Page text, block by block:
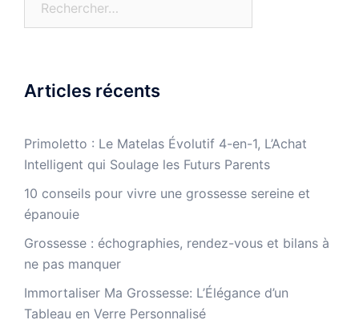
Articles récents
Primoletto : Le Matelas Évolutif 4-en-1, L’Achat
Intelligent qui Soulage les Futurs Parents
10 conseils pour vivre une grossesse sereine et
épanouie
Grossesse : échographies, rendez-vous et bilans à
ne pas manquer
Immortaliser Ma Grossesse: L’Élégance d’un
Tableau en Verre Personnalisé